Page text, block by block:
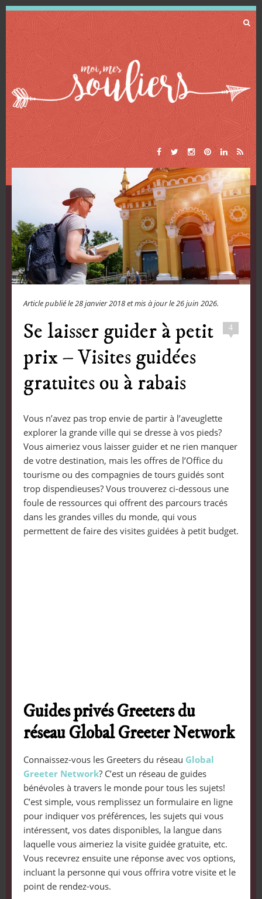
Article publié le28 janvier 2018et mis à jour le26 juin 2026.
4
Se laisser guider à petit
prix – Visites guidées
gratuites ou à rabais
Vous n’avez pas trop envie de partir à l’aveuglette
explorer la grande ville qui se dresse à vos pieds?
Vous aimeriez vous laisser guider et ne rien manquer
de votre destination, mais les offres de l’Office du
tourisme ou des compagnies de tours guidés sont
trop dispendieuses? Vous trouverez ci-dessous une
foule de ressources qui offrent des parcours tracés
dans les grandes villes du monde, qui vous
permettent de faire des visites guidées à petit budget.
Guides privés Greeters du
réseau Global Greeter Network
Connaissez-vous les Greeters du réseau Global
Greeter Network? C’est un réseau de guides
bénévoles à travers le monde pour tous les sujets!
C’est simple, vous remplissez un formulaire en ligne
pour indiquer vos préférences, les sujets qui vous
intéressent, vos dates disponibles, la langue dans
laquelle vous aimeriez la visite guidée gratuite, etc.
Vous recevrez ensuite une réponse avec vos options,
incluant la personne qui vous offrira votre visite et le
point de rendez-vous.